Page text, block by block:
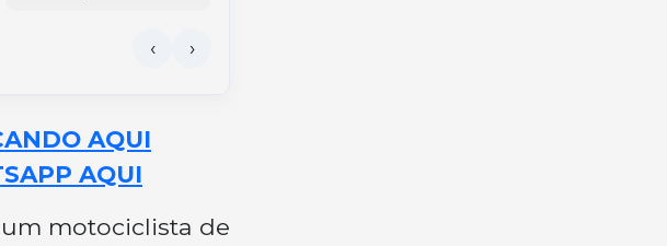
AQUI
AQUI
motociclista de